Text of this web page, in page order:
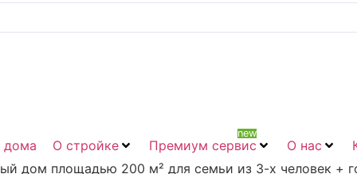
дома О стройке Премиум сервис
new
О нас
дом площадью 200 м² для семьи из 3-х человек +